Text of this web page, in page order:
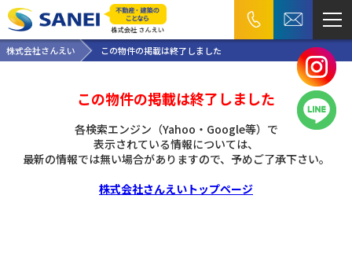
株式会社さんえい この物件の掲載は終了しました
この物件の掲載は終了しました
各検索エンジン（Yahoo・Google等）で
表示されている情報については、
最新の情報では無い場合がありますので、 予めご了承下さい。
株式会社さんえいトップページ